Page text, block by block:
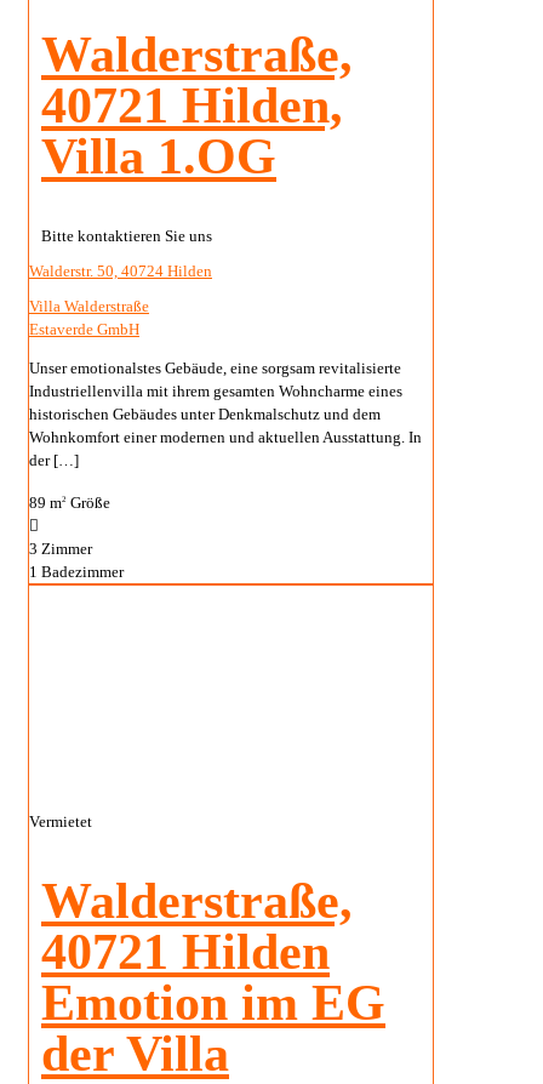
Walderstraße,
40721 Hilden,
Villa 1.OG
Bitte kontaktieren Sie uns
Walderstr. 50, 40724 Hilden
Villa Walderstraße
Estaverde GmbH
Unser emotionalstes Gebäude, eine sorgsam revitalisierte
Industriellenvilla mit ihrem gesamten Wohncharme eines
historischen Gebäudes unter Denkmalschutz und dem
Wohnkomfort einer modernen und aktuellen Ausstattung. In
der[…]
89 m2 Größe
3 Zimmer
1 Badezimmer
Vermietet
Walderstraße,
40721 Hilden
Emotion im EG
der Villa